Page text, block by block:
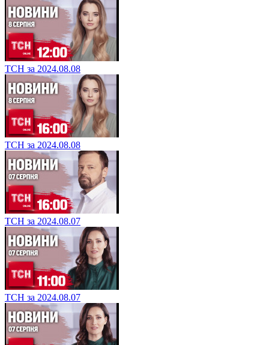
ТСН за 2024.08.08
ТСН за 2024.08.08
ТСН за 2024.08.07
ТСН за 2024.08.07